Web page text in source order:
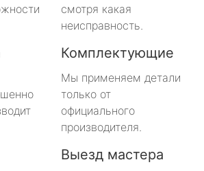
смотря какая
неисправность.
Комплектующие
Мы применяем детали
только от
официального
производителя.
Выезд мастера